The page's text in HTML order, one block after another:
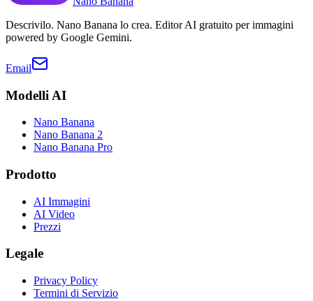
Descrivilo. Nano Banana lo crea. Editor AI gratuito per immagini
powered by Google Gemini.
Email
Modelli AI
Nano Banana
Nano Banana 2
Nano Banana Pro
Prodotto
AI Immagini
AI Video
Prezzi
Legale
Privacy Policy
Termini di Servizio